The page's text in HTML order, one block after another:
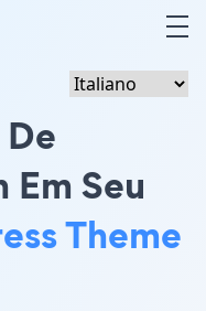
Em Seu
Theme